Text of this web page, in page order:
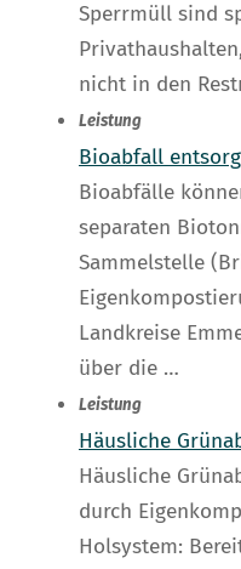
Sperrmüll sind
nicht in den
Leistung
Bioabfall
Bioabfälle
separaten
Sammelstelle
Landkreise
über die …
Leistung
Häusliche
Häusliche
durch
Holsystem: